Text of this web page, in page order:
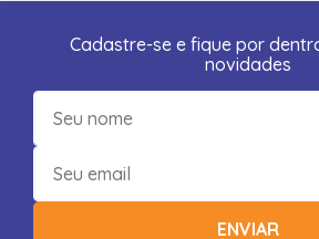
Cadastre-se e fique por
novidades
ENVIAR